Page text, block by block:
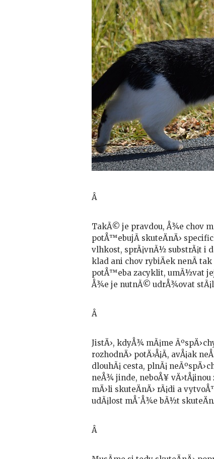
Â
TakÃ© je pravdou, Å¾e chov
potÅ™ebujÃ­ skuteÄnÄ›
vlhkost, sprÃ¡vnÃ½ substrÃ¡t i
klad ani chov rybiÄek nenÃ­ tak
potÅ™eba zacyklit, umÃ½vat
Å¾e je nutnÃ© udrÅ¾ovat
Â
JistÄ›, kdyÅ¾ mÃ¡me
rozhodnÄ› potÄ›Å¡Ã­, avÅ¡ak
dlouhÃ¡ cesta, plnÃ¡
neÅ¾ jinde, neboÅ¥
mÄ›li skuteÄnÄ› rÃ¡di a
udÃ¡lost mÅ¯Å¾e bÃ½t
Â